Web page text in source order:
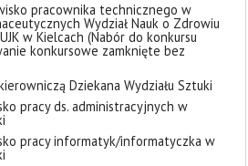
pracownika technicznego w
Wydział Nauk o Zdrowiu
w Kielcach (Nabór do konkursu
konkursowe zamknięte bez
Dziekana Wydziału Sztuki
pracy ds. administracyjnych w
pracy informatyk/informatyczka w